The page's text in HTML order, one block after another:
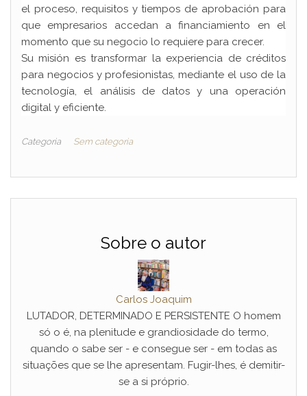
el proceso, requisitos y tiempos de aprobación para
que empresarios accedan a financiamiento en el
momento que su negocio lo requiere para crecer.
Su misión es transformar la experiencia de créditos
para negocios y profesionistas, mediante el uso de la
tecnología, el análisis de datos y una operación
digital y eficiente.
Categoria Sem categoria
Sobre o autor
Carlos Joaquim
LUTADOR, DETERMINADO E PERSISTENTE O homem
só o é, na plenitude e grandiosidade do termo,
quando o sabe ser - e consegue ser - em todas as
situações que se lhe apresentam. Fugir-lhes, é demitir-
se a si próprio.